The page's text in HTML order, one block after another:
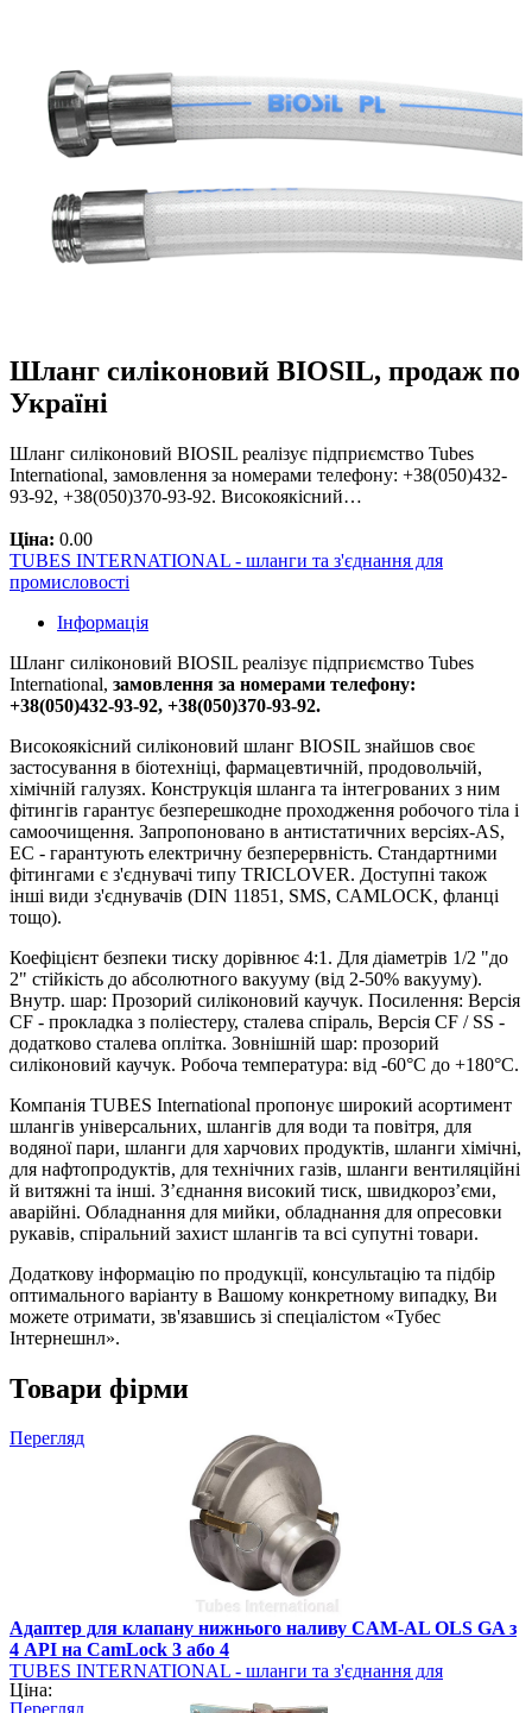
Шланг силіконовий BIOSIL, продаж по
Україні
Шланг силіконовий BIOSIL реалізує підприємство Tubes
International, замовлення за номерами телефону: +38(050)432-
93-92, +38(050)370-93-92. Високоякісний…
Ціна: 0.00
TUBES INTERNATIONAL - шланги та з'єднання для
промисловості
Інформація
Шланг силіконовий BIOSIL реалізує підприємство Tubes
International, замовлення за номерами телефону:
+38(050)432-93-92, +38(050)370-93-92.
Високоякісний силіконовий шланг BIOSIL знайшов своє
застосування в біотехніці, фармацевтичній, продовольчій,
хімічній галузях. Конструкція шланга та інтегрованих з ним
фітингів гарантує безперешкодне проходження робочого тіла і
самоочищення. Запропоновано в антистатичних версіях-AS,
EC - гарантують електричну безперервність. Стандартними
фітингами є з'єднувачі типу TRICLOVER. Доступні також
інші види з'єднувачів (DIN 11851, SMS, CAMLOCK, фланці
тощо).
Коефіцієнт безпеки тиску дорівнює 4:1. Для діаметрів 1/2 "до
2" стійкість до абсолютного вакууму (від 2-50% вакууму).
Внутр. шар: Прозорий силіконовий каучук. Посилення: Версія
CF - прокладка з поліестеру, сталева спіраль, Версія CF / SS -
додатково сталева оплітка. Зовнішній шар: прозорий
силіконовий каучук. Робоча температура: від -60°С до +180°С.
Компанія TUBES International пропонує широкий асортимент
шлангів універсальних, шлангів для води та повітря, для
водяної пари, шланги для харчових продуктів, шланги хімічні,
для нафтопродуктів, для технічних газів, шланги вентиляційні
й витяжні та інші. З’єднання високий тиск, швидкороз’єми,
аварійні. Обладнання для мийки, обладнання для опресовки
рукавів, спіральний захист шлангів та всі супутні товари.
Додаткову інформацію по продукції, консультацію та підбір
оптимального варіанту в Вашому конкретному випадку, Ви
можете отримати, зв'язавшись зі спеціалістом «Тубес
Інтернешнл».
Товари фірми
Перегляд
Адаптер для клапану нижнього наливу CAM-AL OLS GA з
4 API на CamLock 3 або 4
TUBES INTERNATIONAL - шланги та з'єднання для
промисловості
Ціна: